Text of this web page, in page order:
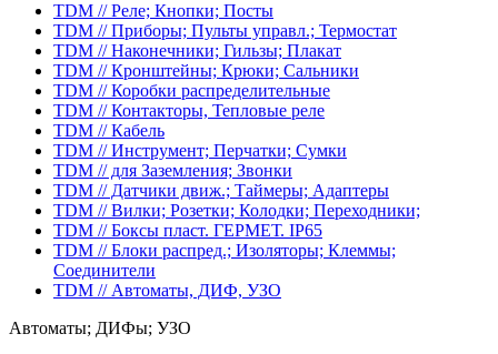
TDM // Реле; Кнопки; Посты
TDM // Приборы; Пульты управл.; Термостат
TDM // Наконечники; Гильзы; Плакат
TDM // Кронштейны; Крюки; Сальники
TDM // Коробки распределительные
TDM // Контакторы, Тепловые реле
TDM // Кабель
TDM // Инструмент; Перчатки; Сумки
TDM // для Заземления; Звонки
TDM // Датчики движ.; Таймеры; Адаптеры
TDM // Вилки; Розетки; Колодки; Переходники;
TDM // Боксы пласт. ГЕРМЕТ. IP65
TDM // Блоки распред.; Изоляторы; Клеммы;
Соединители
TDM // Автоматы, ДИФ, УЗО
Автоматы; ДИФы; УЗО